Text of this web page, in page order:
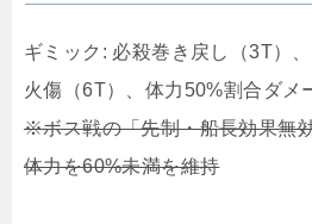
ギミック: 必殺巻き戻し（3T）
火傷（6T）、体力50%割合ダメ
※ボス戦の「先制・船長効果無
体力を60%未満を維持